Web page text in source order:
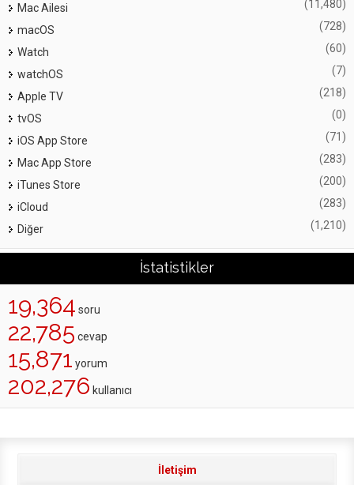
Mac Ailesi (11,480)
macOS (728)
Watch (60)
watchOS (7)
Apple TV (218)
tvOS (0)
iOS App Store (71)
Mac App Store (283)
iTunes Store (200)
iCloud (283)
Diğer (1,210)
İstatistikler
19,364 soru
22,785 cevap
15,871 yorum
202,276 kullanıcı
İletişim